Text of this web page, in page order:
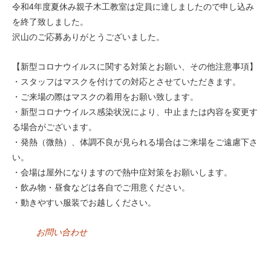
令和4年度夏休み親子木工教室は定員に達しましたので申し込み
を終了致しました。
沢山のご応募ありがとうございました。
【新型コロナウイルスに関する対策とお願い、その他注意事項】
・スタッフはマスクを付けての対応とさせていただきます。
・ご来場の際はマスクの着用をお願い致します。
・新型コロナウイルス感染状況により、中止または内容を変更す
る場合がございます。
・発熱（微熱）、体調不良が見られる場合はご来場をご遠慮下さ
い。
・会場は屋外になりますので熱中症対策をお願いします。
・飲み物・昼食などは各自でご用意ください。
・動きやすい服装でお越しください。
お問い合わせ